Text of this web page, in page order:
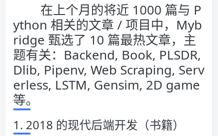
在上个月的将近 1000 篇与 P
ython 相关的文章 / 项目中，Myb
ridge 甄选了 10 篇最热文章，主
题有关：Backend, Book, PLSDR,
Dlib, Pipenv, Web Scraping, Serv
erless, LSTM, Gensim, 2D game
等。
1. 2018 的现代后端开发（书籍）